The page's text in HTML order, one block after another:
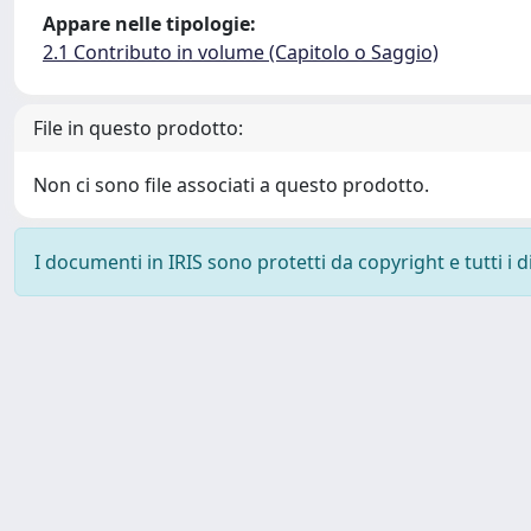
Appare nelle tipologie:
2.1 Contributo in volume (Capitolo o Saggio)
File in questo prodotto:
Non ci sono file associati a questo prodotto.
I documenti in IRIS sono protetti da copyright e tutti i